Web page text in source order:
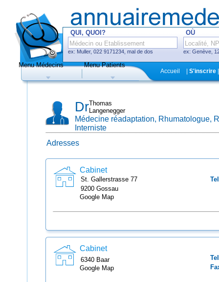
QUI, QUOI?
ex: Muller, 022 9171234, mal de dos
OÙ
ex: Genève,
Hôpitaux, cliniques
Menu Médecins Menu Patients
Accueil S'inscrire|
DrThomas
Langenegger
Médecine réadaptation, Rhumatologue,
Interniste
Adresses
Cabinet
St. Gallerstrasse 77
9200 Gossau
Google Map
Cabinet
6340 Baar
Google Map